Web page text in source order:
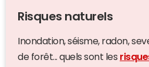
Risques naturels
Inondation, séisme, radon,
de forêt... quels sont les